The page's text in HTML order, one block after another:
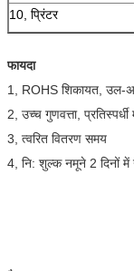
10, प्रिंटर
फायदा
1, ROHS शिकायत, उल-
2, उच्च गुणवत्ता, प्रतिस्पर्धी
3, त्वरित वितरण समय
4, नि: शुल्क नमूने 2 दिनों में